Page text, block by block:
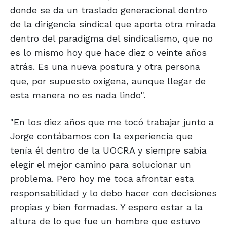
donde se da un traslado generacional dentro
de la dirigencia sindical que aporta otra mirada
dentro del paradigma del sindicalismo, que no
es lo mismo hoy que hace diez o veinte años
atrás. Es una nueva postura y otra persona
que, por supuesto oxigena, aunque llegar de
esta manera no es nada lindo".
"En los diez años que me tocó trabajar junto a
Jorge contábamos con la experiencia que
tenía él dentro de la UOCRA y siempre sabía
elegir el mejor camino para solucionar un
problema. Pero hoy me toca afrontar esta
responsabilidad y lo debo hacer con decisiones
propias y bien formadas. Y espero estar a la
altura de lo que fue un hombre que estuvo